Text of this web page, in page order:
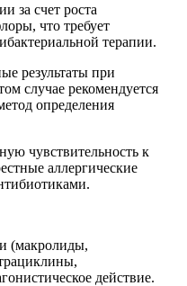
за счет роста
что требует
терапии.
результаты при
случае рекомендуется
определения
чувствительность к
аллергические
(макролиды,
действие.